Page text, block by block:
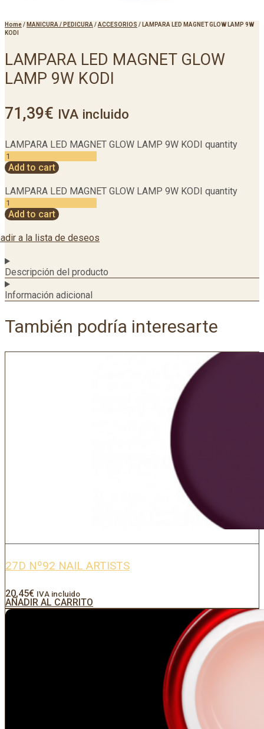
Home/ MANICURA / PEDICURA /ACCESORIOS / LAMPARA LED MAGNET GLOW LAMP 9W
KODI
LAMPARA LED MAGNET GLOW
LAMP 9W KODI
71,39€ IVA incluido
LAMPARA LED MAGNET GLOW LAMP 9W KODI quantity
Add to cart
LAMPARA LED MAGNET GLOW LAMP 9W KODI quantity
Add to cart
a la lista de deseos
Descripción del producto
Información adicional
También podría interesarte
27D Nº92 NAIL ARTISTS
20,45€ IVA incluido
AÑADIR AL CARRITO